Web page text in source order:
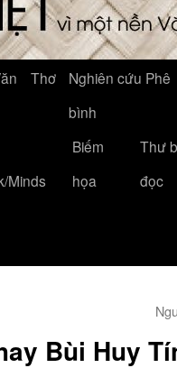
Thơ
Nghiên cứu Phê
bình
Minds
Biếm
họa
Thư
đọc
Bùi Huy